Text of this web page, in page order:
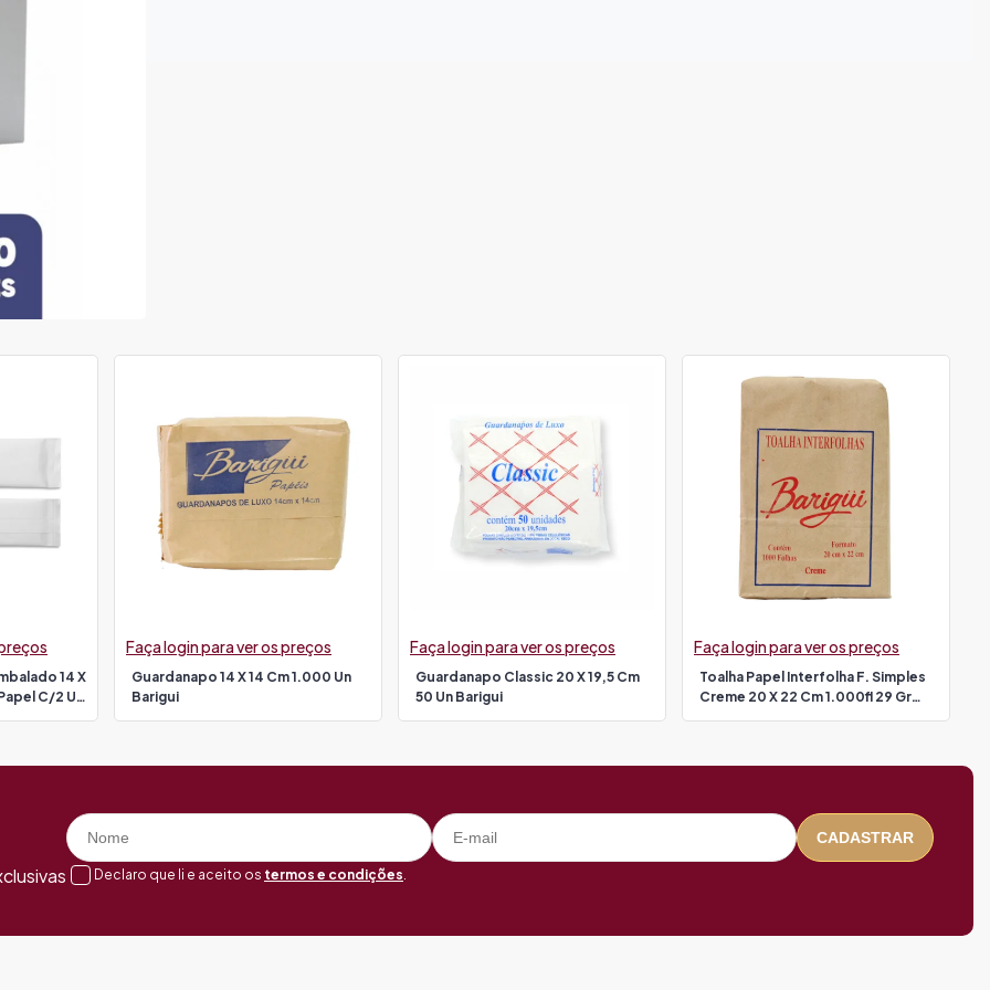
14 X
C/2 Un
Guardanapo 14 X 14 Cm 1.000 Un
Barigui
Faça login para ver os preços
Guardanapo Classic 20 X 19,5 Cm
50 Un Barigui
Faça login para ver os preços
Toalha Papel Interfolha F. Simples
Creme 20 X 22 Cm 1.000fl 29 Gr
Faça login para ver os preços
CADASTRAR
Declaro que li e aceito os termos e condições.